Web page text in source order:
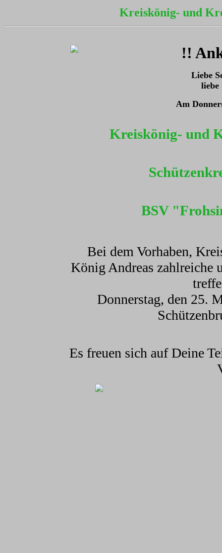
Kreiskönig- und
!!
Liebe
liebe
Am
Kreiskönig- und
BSV
Bei dem Vorhaben,
König Andreas zahlreiche
Donnerstag, den 25.
Es freuen sich auf Deine